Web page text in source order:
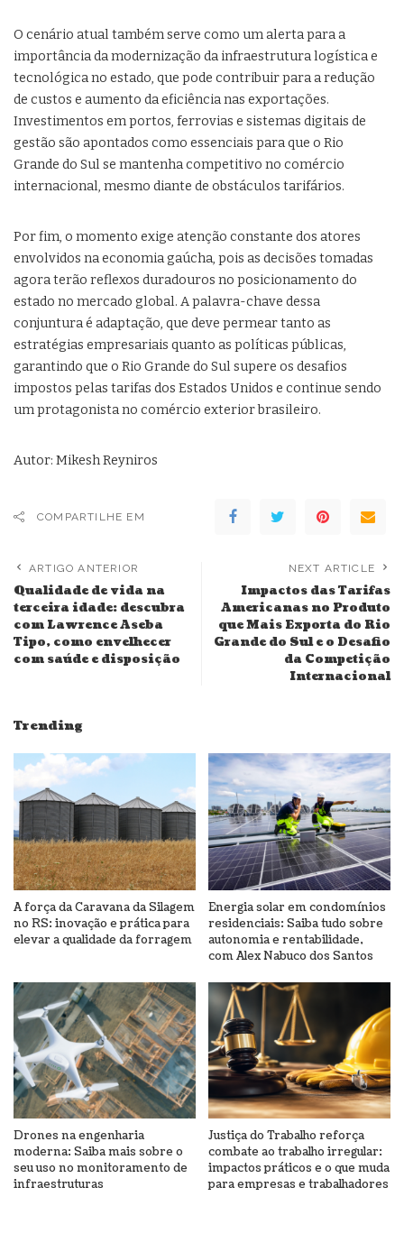
O cenário atual também serve como um alerta para a
importância da modernização da infraestrutura logística e
tecnológica no estado, que pode contribuir para a redução
de custos e aumento da eficiência nas exportações.
Investimentos em portos, ferrovias e sistemas digitais de
gestão são apontados como essenciais para que o Rio
Grande do Sul se mantenha competitivo no comércio
internacional, mesmo diante de obstáculos tarifários.
Por fim, o momento exige atenção constante dos atores
envolvidos na economia gaúcha, pois as decisões tomadas
agora terão reflexos duradouros no posicionamento do
estado no mercado global. A palavra-chave dessa
conjuntura é adaptação, que deve permear tanto as
estratégias empresariais quanto as políticas públicas,
garantindo que o Rio Grande do Sul supere os desafios
impostos pelas tarifas dos Estados Unidos e continue sendo
um protagonista no comércio exterior brasileiro.
Autor: Mikesh Reyniros
COMPARTILHE EM
ARTIGO ANTERIOR
Qualidade de vida na
terceira idade: descubra
com Lawrence Aseba
Tipo, como envelhecer
com saúde e disposição
NEXT ARTICLE
Impactos das Tarifas
Americanas no Produto
que Mais Exporta do Rio
Grande do Sul e o Desafio
da Competição
Internacional
Trending
A força da Caravana da Silagem
no RS: inovação e prática para
elevar a qualidade da forragem
Energia solar em condomínios
residenciais: Saiba tudo sobre
autonomia e rentabilidade,
com Alex Nabuco dos Santos
Drones na engenharia
moderna: Saiba mais sobre o
seu uso no monitoramento de
infraestruturas
Justiça do Trabalho reforça
combate ao trabalho irregular:
impactos práticos e o que muda
para empresas e trabalhadores